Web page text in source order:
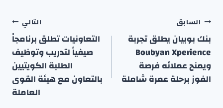
تصفّح
المقالات
السابق
بنك بوبيان يطلق تجربة
Boubyan Xperience
ويمنح عملائه فرصة
الفوز برحلة عمرة شاملة
التالي
التعاونيات تطلق برنامجاً
صيفياً لتدريب وتوظيف
الطلبة الكويتيين
بالتعاون مع هيئة القوى
العاملة